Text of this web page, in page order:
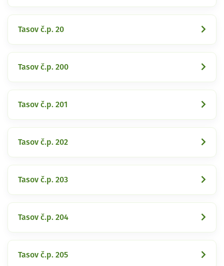
Tasov č.p. 20
Tasov č.p. 200
Tasov č.p. 201
Tasov č.p. 202
Tasov č.p. 203
Tasov č.p. 204
Tasov č.p. 205